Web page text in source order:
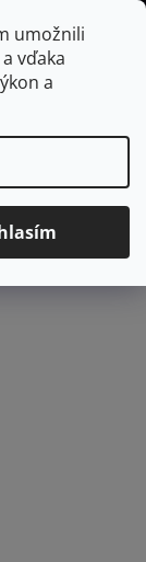
umožnili
vďaka
a
Hľadať